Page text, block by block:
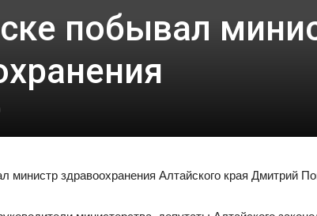
побывал
министр здравоохранения Алтайского края Дмитрий